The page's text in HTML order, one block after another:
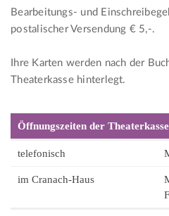
Bearbeitungs- und
postalischer Versendung € 5,-.
Ihre Karten werden nach der
Theaterkasse hinterlegt.
Öffnungszeiten der
telefonisch
im Cranach-Haus